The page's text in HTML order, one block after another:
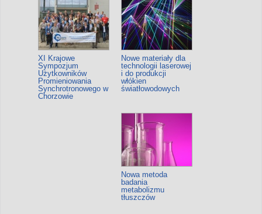
XI Krajowe
Sympozjum
Użytkowników
Promieniowania
Synchrotronowego w
Chorzowie
Nowe materiały dla
technologii laserowej
i do produkcji
włókien
światłowodowych
Nowa metoda
badania
metabolizmu
tłuszczów